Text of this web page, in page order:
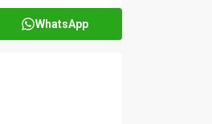
WhatsApp